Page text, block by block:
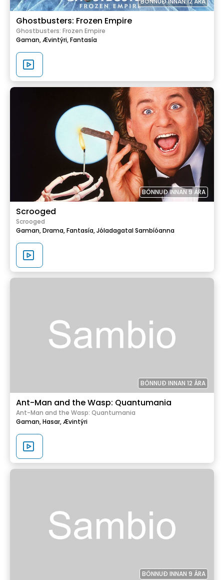
Ghostbusters: Frozen Empire
Ghostbusters: Frozen Empire
Gaman,Ævintýri,Fantasía
BÖNNUÐ INNAN 9 ÁRA
Scrooged
Scrooged
Gaman,Drama,Fantasía,Jóladagatal Sambíóanna
BÖNNUÐ INNAN 12 ÁRA
Ant-Man and the Wasp: Quantumania
Ant-Man and the Wasp: Quantumania
Gaman,Hasar,Ævintýri
BÖNNUÐ INNAN 9 ÁRA